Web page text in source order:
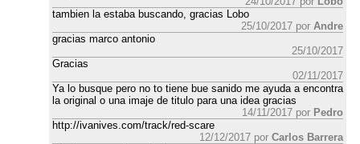
tambien la estaba buscando, gracias Lobo
25/10/2017 por Andre
gracias marco antonio
25/10/2017
Gracias
02/11/2017
Ya lo busque pero no to tiene bue sanido me ayuda a encontra
la original o una imaje de titulo para una idea gracias
14/11/2017 por Pedro
http://ivanives.com/track/red-scare
12/12/2017 por Carlos Barrera